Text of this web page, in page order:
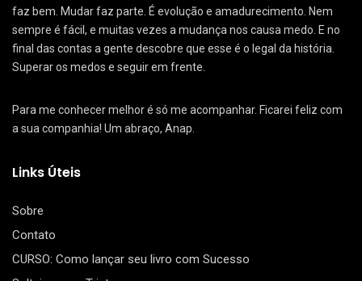
faz bem. Mudar faz parte. É evolução e amadurecimento. Nem
sempre é fácil, e muitas vezes a mudança nos causa medo. E no
final das contas a gente descobre que esse é o legal da história.
Superar os medos e seguir em frente.
Para me conhecer melhor é só me acompanhar. Ficarei feliz com
a sua companhia! Um abraço, Anap.
Links Úteis
Sobre
Contato
CURSO: Como lançar seu livro com Sucesso